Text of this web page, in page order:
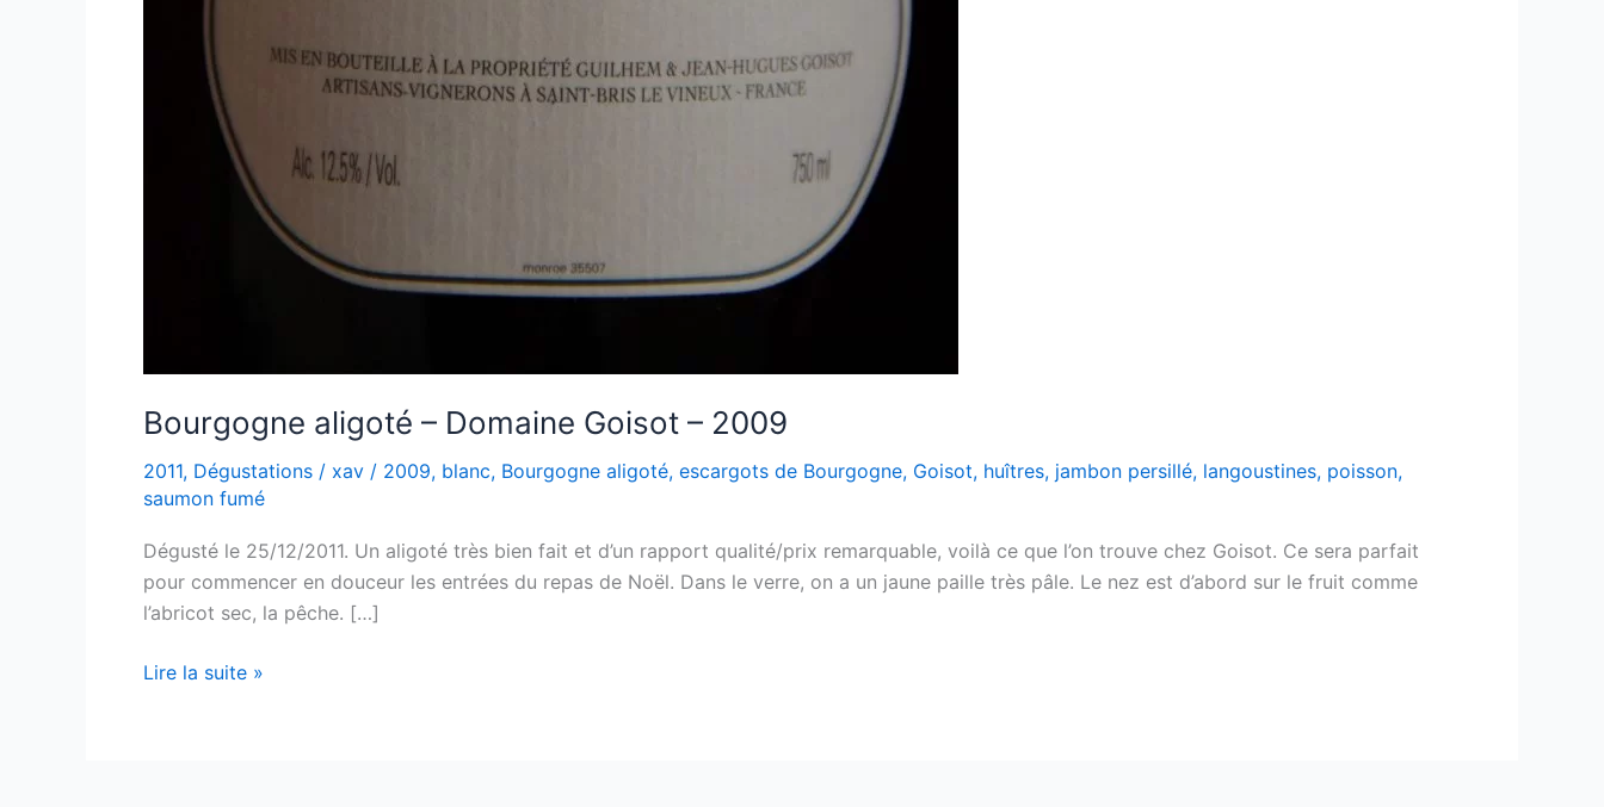
Bourgogne aligoté – Domaine Goisot – 2009
2011, Dégustations / xav / 2009, blanc, Bourgogne aligoté, escargots de Bourgogne, Goisot, huîtres, jambon persillé, langoustines, poisson,
saumon fumé
Dégusté le 25/12/2011. Un aligoté très bien fait et d’un rapport qualité/prix remarquable, voilà ce que l’on trouve chez Goisot. Ce sera parfait
pour commencer en douceur les entrées du repas de Noël. Dans le verre, on a un jaune paille très pâle. Le nez est d’abord sur le fruit comme
l’abricot sec, la pêche. […]
Bourgogne
Lire la suite »